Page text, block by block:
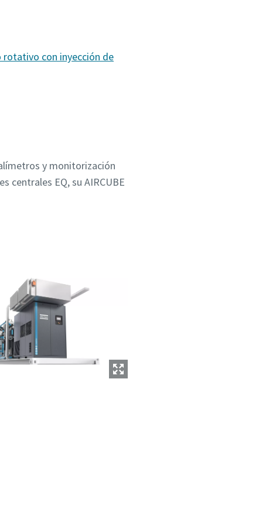
con inyección de
y monitorización
centrales EQ, su AIRCUBE